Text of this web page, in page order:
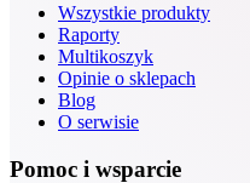
Wszystkie produkty
Raporty
Multikoszyk
Opinie o sklepach
Blog
O serwisie
Pomoc i wsparcie